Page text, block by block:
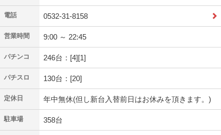
電話 0532-31-8158
営業時間 9:00 ～ 22:45
パチンコ 246台：[4][1]
パチスロ 130台：[20]
定休日 年中無休(但し新台入替前日はお休みを頂きます。)
駐車場 358台